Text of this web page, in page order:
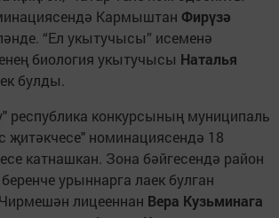
Кармыштан Фирүзә
“Ел укытучысы” исеменә
биология укытучысы Наталья
булды.
республика конкурсының муниципаль
җитәкчесе" номинациясендә 18
катнашкан. Зона бәйгесендә район
урыннарга лаек булган
лицееннан Вера Кузьминага